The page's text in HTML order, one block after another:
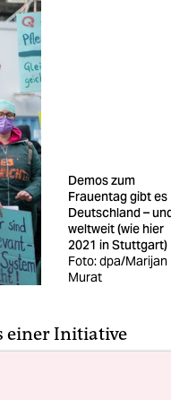
Demos zum
Frauentag gibt es
Deutschland –
weltweit (wie hier
2021 in Stuttgart)
Foto: dpa/Marijan
Murat
einer Initiative